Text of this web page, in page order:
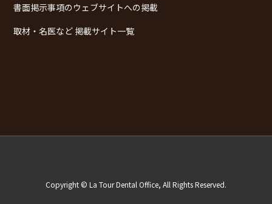
書面掲示事項のウェブサイトへの掲載
取材・名医など 掲載サイト一覧
Copyright © La Tour Dental Office, All Rights Reserved.